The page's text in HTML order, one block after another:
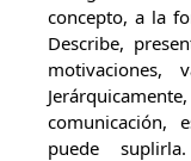
concepto, a la
Describe,
motivaciones,
comunicación,
puede